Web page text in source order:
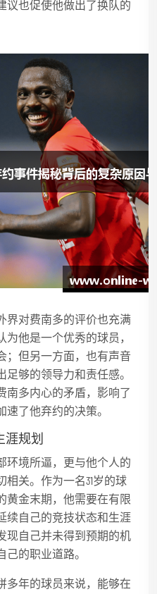
议也促使他做出了换队的
界对费南多的评价也充满
他是一个优秀的球员，
；但另一方面，也有声音
够的领导力和责任感。
南多内心的矛盾，影响了
了他弃约的决策。
规划
环境所逼，更与他个人的
关。作为一名31岁的球
黄金末期，他需要在有限
续自己的竞技状态和生涯
现自己并未得到预期的机
的职业道路。
多年的球员来说，能够在